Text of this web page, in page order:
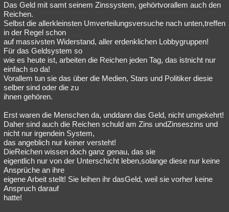
Besucht Teilgenommen Alle Neue Geschlossen
Lesenswert Schlüsselwörter
Das Geld mit samt seinem Zinssystem, gehörtvorallem auch den
Reichen.
Selbst die allerkleinsten Umverteilungsversuche nach unten,treffen
in der Regel schon
auf massivsten Widerstand, aller erdenklichen Lobbygruppen!
Für das Geldsystem so
wie es heute ist, arbeiten die Reichen jeden Tag, das istnicht nur
einfach so da!
Vorallem tun sie das über die Medien, Stars und Politiker diesie
selber sind oder die zu
ihnen gehören.
Erst waren die Menschen da, unddann das Geld, nicht umgekehrt!
Daher sind auch die Reichen schuld am Zins undZinseszins und
nicht nur irgendein System,
das angeblich nur keiner versteht!
DieReichen wissen doch ganz genau, das sie
eigentlich nur von der Unterschicht leben,solange diese nur keine
Ansprüche an ihre
eigene Arbeit stellt! Sie leihen ihr dasGeld, weil sie vorher keine
Anspruch darauf
hatte!